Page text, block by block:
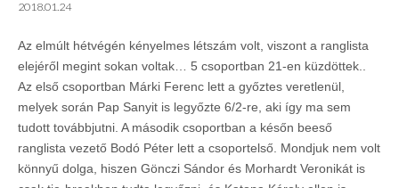
2018.01.24
Az elmúlt hétvégén kényelmes létszám volt, viszont a ranglista
elejéről megint sokan voltak… 5 csoportban 21-en küzdöttek..
Az első csoportban Márki Ferenc lett a győztes veretlenül,
melyek során Pap Sanyit is legyőzte 6/2-re, aki így ma sem
tudott továbbjutni. A második csoportban a későn beeső
ranglista vezető Bodó Péter lett a csoportelső. Mondjuk nem volt
könnyű dolga, hiszen Gönczi Sándor és Morhardt Veronikát is